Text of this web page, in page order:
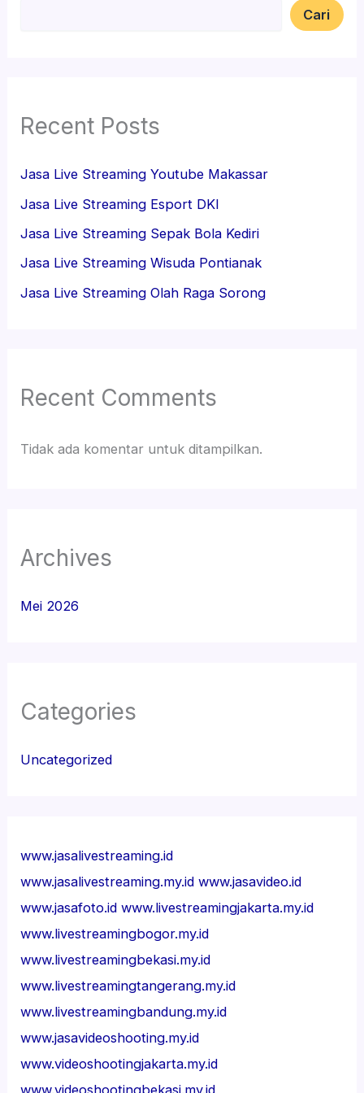
Cari
Recent Posts
Jasa Live Streaming Youtube Makassar
Jasa Live Streaming Esport DKI
Jasa Live Streaming Sepak Bola Kediri
Jasa Live Streaming Wisuda Pontianak
Jasa Live Streaming Olah Raga Sorong
Recent Comments
Tidak ada komentar untuk ditampilkan.
Archives
Mei 2026
Categories
Uncategorized
www.jasalivestreaming.id
www.jasalivestreaming.my.id www.jasavideo.id
www.jasafoto.id www.livestreamingjakarta.my.id
www.livestreamingbogor.my.id
www.livestreamingbekasi.my.id
www.livestreamingtangerang.my.id
www.livestreamingbandung.my.id
www.jasavideoshooting.my.id
www.videoshootingjakarta.my.id